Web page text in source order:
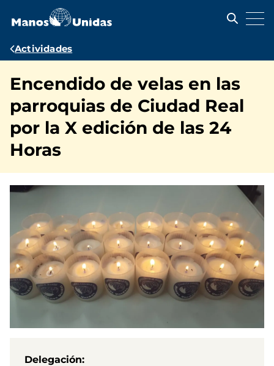
contenido
Ruta
navegación
Actividades
Encendido de velas en las
parroquias de Ciudad Real
por la X edición de las 24
Horas
Delegación